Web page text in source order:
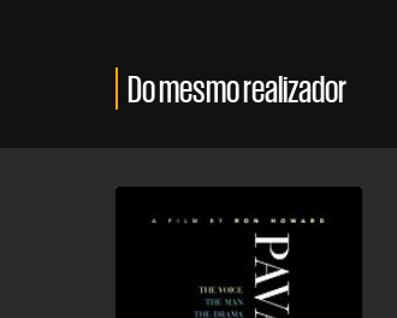
Do mesmo realizador